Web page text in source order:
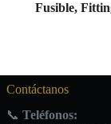
Fusible,
Contáctanos
📞 Teléfonos: